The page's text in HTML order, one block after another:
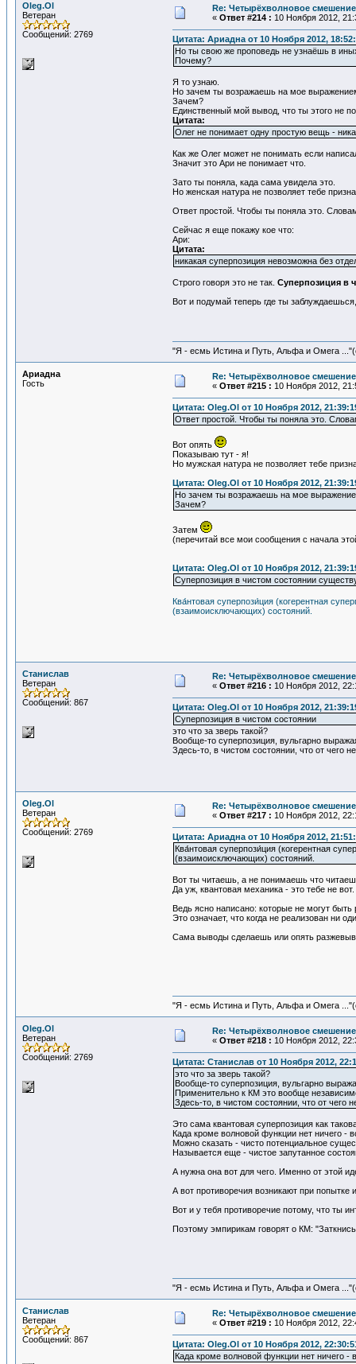
Oleg.Ol
Ветеран
Сообщений: 2769
Re: Четырёхволновое смешение
« Ответ #214 : 10 Ноября 2012,
Цитата: Ариадна от 10 Ноября 2012,
Но ты свою же проповедь не узнаёшь в
Почему?
Я то узнаю.
Но зачем ты возражаешь на мое
Зачем?
Единственный мой вывод, что ты этого не
Цитата:
Олег не понимает одну простую вещь -
Как же Олег может не понимать если
Значит это Ари не понимает что.
Зато ты поняла, када сама увидела это.
Но женская натура не позволяет тебе
Ответ простой. Чтобы ты поняла это.
Сейчас я еще покажу кое что:
Ари:
Цитата:
никакая суперпозиция невозможна без
Строго говоря это не так. Суперпозиция в
Вот и подумай теперь где ты
"Я - есмь Истина и Путь, Альфа и Омега
Ариадна
Гость
Re: Четырёхволновое смешение
« Ответ #215 : 10 Ноября 2012,
Цитата: Oleg.Ol от 10 Ноября 2012,
Ответ простой. Чтобы ты поняла это.
Вот опять
Показываю тут - я!
Но мужская натура не позволяет тебе
Цитата: Oleg.Ol от 10 Ноября 2012,
Но зачем ты возражаешь на мое
Зачем?
Затем
(перечитай все мои сообщения с начала
Цитата: Oleg.Ol от 10 Ноября 2012,
Суперпозиция в чистом состоянии
Ква́нтовая суперпози́ция (когерентная
(взаимоисключающих) состояний.
Станислав
Ветеран
Сообщений: 867
Re: Четырёхволновое смешение
« Ответ #216 : 10 Ноября 2012,
Цитата: Oleg.Ol от 10 Ноября 2012,
Суперпозиция в чистом состоянии
это что за зверь такой?
Вообще-то суперпозиция, вульгарно
Здесь-то, в чистом состоянии, что от чего
Oleg.Ol
Ветеран
Сообщений: 2769
Re: Четырёхволновое смешение
« Ответ #217 : 10 Ноября 2012,
Цитата: Ариадна от 10 Ноября 2012,
Ква́нтовая суперпози́ция (когерентная
(взаимоисключающих) состояний.
Вот ты читаешь, а не понимаешь что
Да уж, квантовая механика - это тебе не
Ведь ясно написано: которые не могут
Это означает, что когда не реализован ни
Сама выводы сделаешь или опять
"Я - есмь Истина и Путь, Альфа и Омега
Oleg.Ol
Ветеран
Сообщений: 2769
Re: Четырёхволновое смешение
« Ответ #218 : 10 Ноября 2012,
Цитата: Станислав от 10 Ноября 2012,
это что за зверь такой?
Вообще-то суперпозиция, вульгарно
Применительно к КМ это вообще
Здесь-то, в чистом состоянии, что от чего
Это сама квантовая суперпозиция как
Када кроме волновой функции нет ничего -
Можно сказать - чисто потенциальное
Называется еще - чистое запутанное
А нужна она вот для чего. Именно от этой
А вот противоречия возникают при
Вот и у тебя противоречие потому, что ты
Поэтому эмпирикам говорят о КМ:
"Я - есмь Истина и Путь, Альфа и Омега
Станислав
Ветеран
Сообщений: 867
Re: Четырёхволновое смешение
« Ответ #219 : 10 Ноября 2012,
Цитата: Oleg.Ol от 10 Ноября 2012,
Када кроме волновой функции нет ничего